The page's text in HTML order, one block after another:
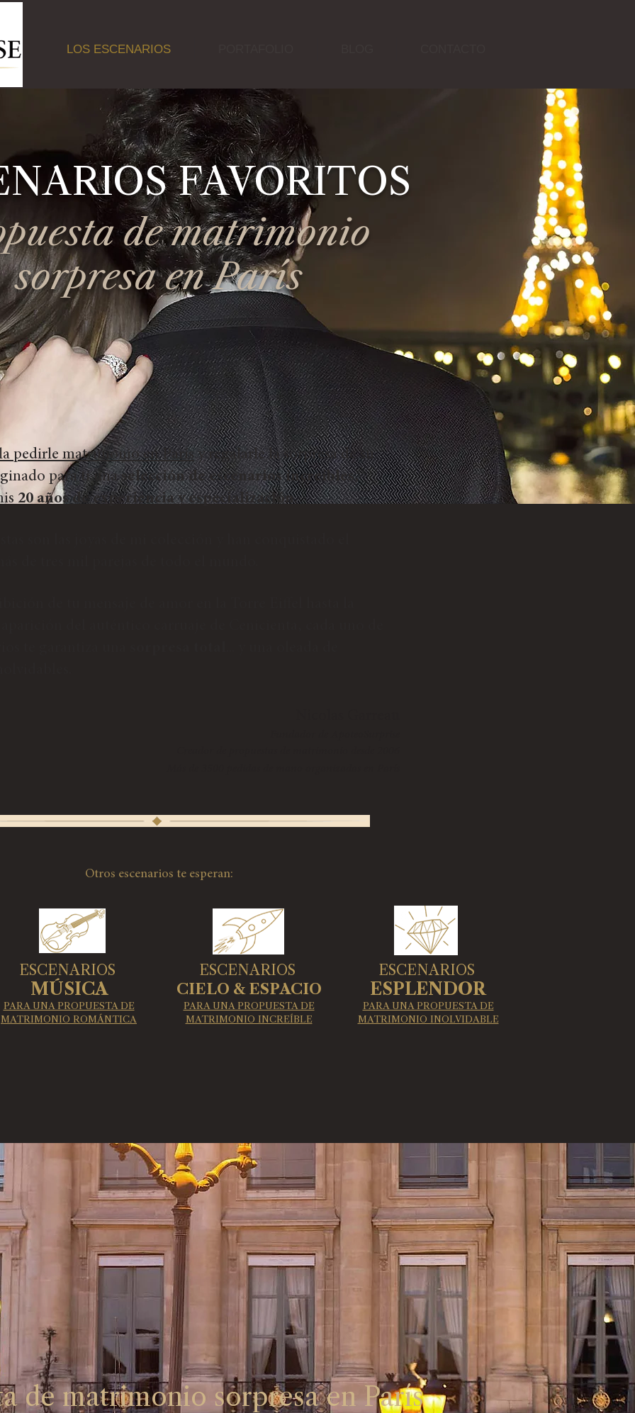
LOS ESCENARIOS
FAVORITOS
de matrimonio
sorpresa en París
pedirle matrimonio en Parísy regalarle la sorpresa de su
para ti unaselección de escenarios increíbles,
20 años de experiencia y especialización.
Otros escenarios te esperan:
ESCENARIOS
MÚSICA
PARA UNA PROPUESTA DE
MATRIMONIO ROMÁNTICA
ESCENARIOS
CIELO & ESPACIO
PARA UNA PROPUESTA DE
MATRIMONIO INCREÍBLE
ESCENARIOS
ESPLENDOR
PARA UNA PROPUESTA DE
MATRIMONIO INOLVIDABLE
de matrimonio sorpresa en París